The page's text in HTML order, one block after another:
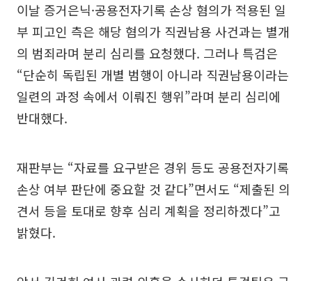
이날 증거은닉·공용전자기록 손상 혐의가 적용된 일
부 피고인 측은 해당 혐의가 직권남용 사건과는 별개
의 범죄라며 분리 심리를 요청했다. 그러나 특검은
“단순히 독립된 개별 범행이 아니라 직권남용이라는
일련의 과정 속에서 이뤄진 행위”라며 분리 심리에
반대했다.
재판부는 “자료를 요구받은 경위 등도 공용전자기록
손상 여부 판단에 중요할 것 같다”면서도 “제출된 의
견서 등을 토대로 향후 심리 계획을 정리하겠다”고
밝혔다.